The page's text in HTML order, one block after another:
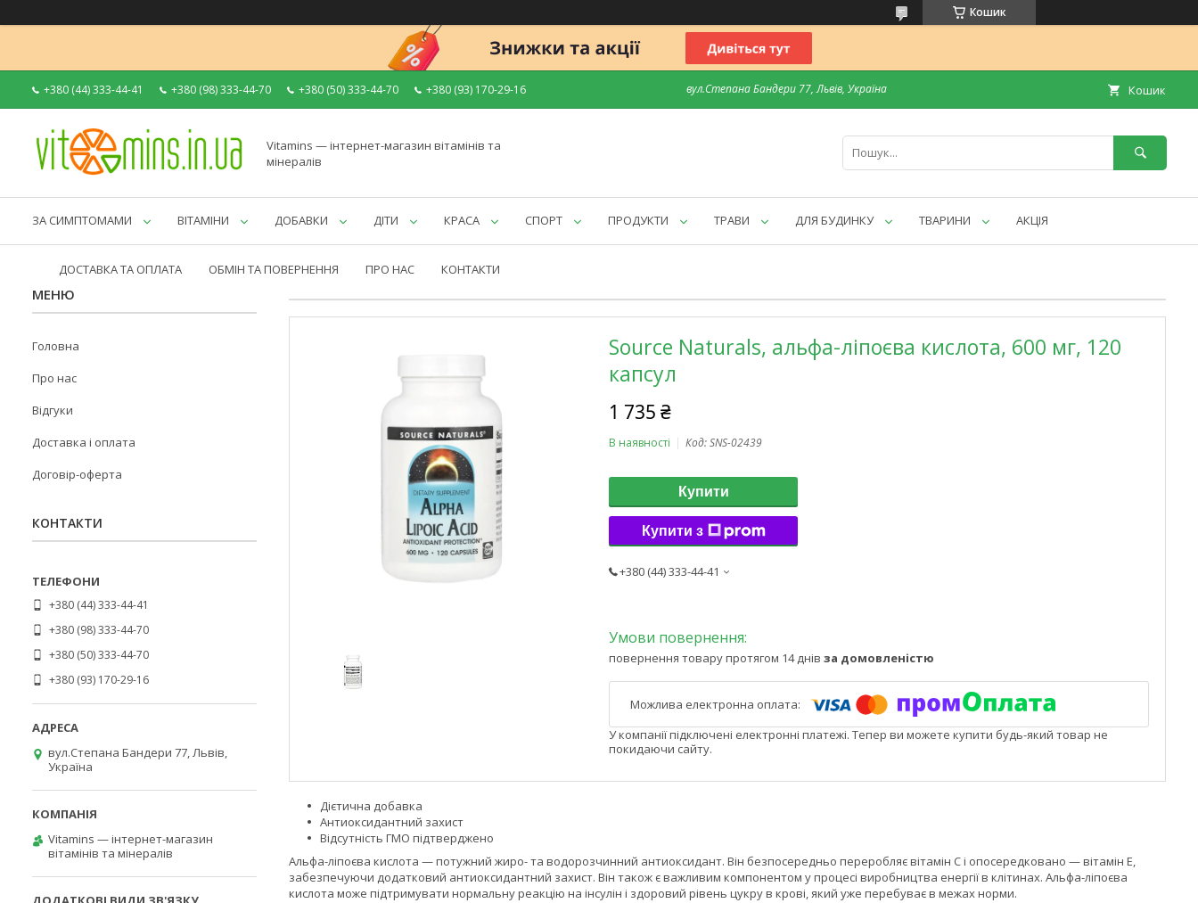
Кошик
+380 (44) 333-44-41 +380 (98) 333-44-70 +380 (50) 333-44-70 +380 (93) 170-29-16 вул.Степана Бандери 77, Львів, Україна Кошик
Vitamins — інтернет-магазин вітамінів та
мінералів
ЗА СИМПТОМАМИ ВІТАМІНИ ДОБАВКИ ДІТИ КРАСА СПОРТ ПРОДУКТИ ТРАВИ ДЛЯ БУДИНКУ ТВАРИНИ АКЦІЯ
ДОСТАВКА ТА ОПЛАТА ОБМІН ТА ПОВЕРНЕННЯ ПРО НАС КОНТАКТИ
Source Naturals, альфа-ліпоєва кислота, 600 мг, 120
капсул
1 735 ₴
В наявності Код:SNS-02439
Купити
Купити з
+380 (44) 333-44-41
повернення товару протягом 14 днів за домовленістю
У компанії підключені електронні платежі. Тепер ви можете купити будь-який товар не
покидаючи сайту.
Дієтична добавка
Антиоксидантний захист
Відсутність ГМО підтверджено
Альфа-ліпоєва кислота — потужний жиро- та водорозчинний антиоксидант. Він безпосередньо переробляє вітамін C і опосередковано — вітамін E,
забезпечуючи додатковий антиоксидантний захист. Він також є важливим компонентом у процесі виробництва енергії в клітинах. Альфа-ліпоєва
кислота може підтримувати нормальну реакцію на інсулін і здоровий рівень цукру в крові, який уже перебуває в межах норми.
Головна
Про нас
Відгуки
Доставка і оплата
Договір-оферта
КОНТАКТИ
+380 (44) 333-44-41
+380 (98) 333-44-70
+380 (50) 333-44-70
+380 (93) 170-29-16
вул.Степана Бандери 77, Львів,
Україна
Vitamins — інтернет-магазин
вітамінів та мінералів